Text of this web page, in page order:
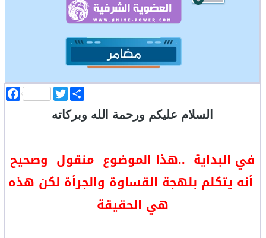
a
T
w
i
t
ن
ر
السلام عليكم ورحمة الله وبركاته
في البداية ..هذا الموضوع منقول وصحيح
أنه يتكلم بلهجة القساوة والجرأة لكن هذه
هي الحقيقة